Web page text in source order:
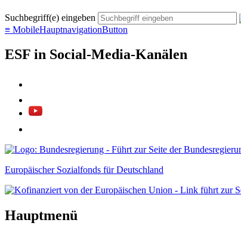
Suchbegriff(e) eingeben
≡ MobileHauptnavigationButton
ESF in Social-Media-Kanälen
Europäischer Sozialfonds für Deutschland
Hauptmenü